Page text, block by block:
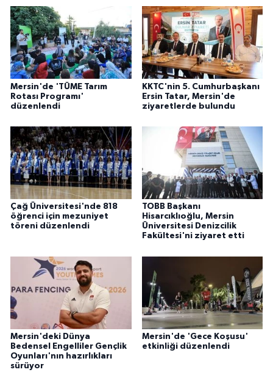
Mersin'de 'TÜME Tarım
Rotası Programı'
düzenlendi
KKTC'nin 5. Cumhurbaşkanı
Ersin Tatar, Mersin'de
ziyaretlerde bulundu
Çağ Üniversitesi'nde 818
öğrenci için mezuniyet
töreni düzenlendi
TOBB Başkanı
Hisarcıklıoğlu, Mersin
Üniversitesi Denizcilik
Fakültesi'ni ziyaret etti
Mersin'deki Dünya
Bedensel Engelliler Gençlik
Oyunları'nın hazırlıkları
sürüyor
Mersin'de 'Gece Koşusu'
etkinliği düzenlendi